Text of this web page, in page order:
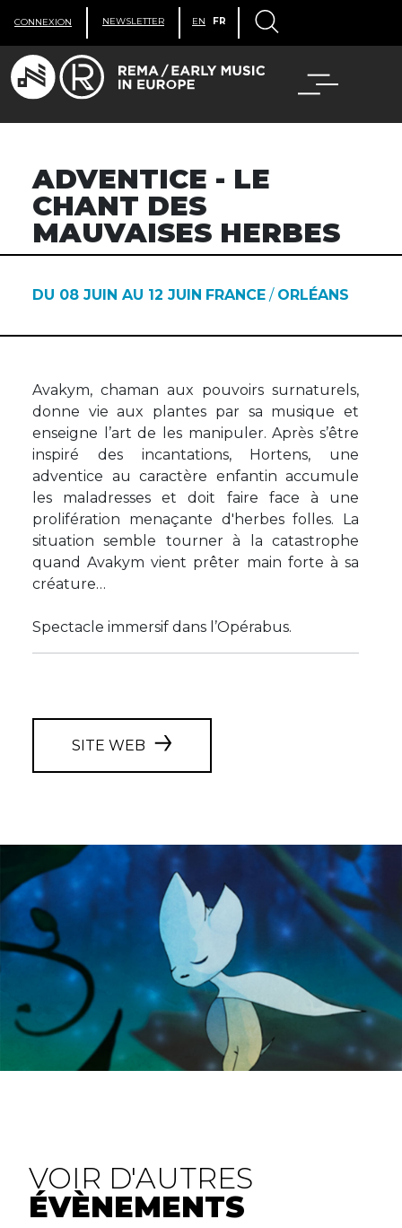
CONNEXION NEWSLETTER EN FR
ADVENTICE - LE
CHANT DES
MAUVAISES HERBES
DU 08 JUIN AU 12 JUIN FRANCE / ORLÉANS
Avakym, chaman aux pouvoirs surnaturels,
donne vie aux plantes par sa musique et
enseigne l’art de les manipuler. Après s’être
inspiré des incantations, Hortens, une
adventice au caractère enfantin accumule
les maladresses et doit faire face à une
prolifération menaçante d'herbes folles. La
situation semble tourner à la catastrophe
quand Avakym vient prêter main forte à sa
créature…
Spectacle immersif dans l’Opérabus.
SITE WEB
VOIR D'AUTRES
ÉVÈNEMENTS